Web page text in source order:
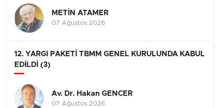
METİN ATAMER
07 Ağustos 2026
12. YARGI PAKETİ TBMM GENEL KURULUNDA KABUL
EDİLDİ (3)
Av. Dr. Hakan GENCER
07 Ağustos 2026